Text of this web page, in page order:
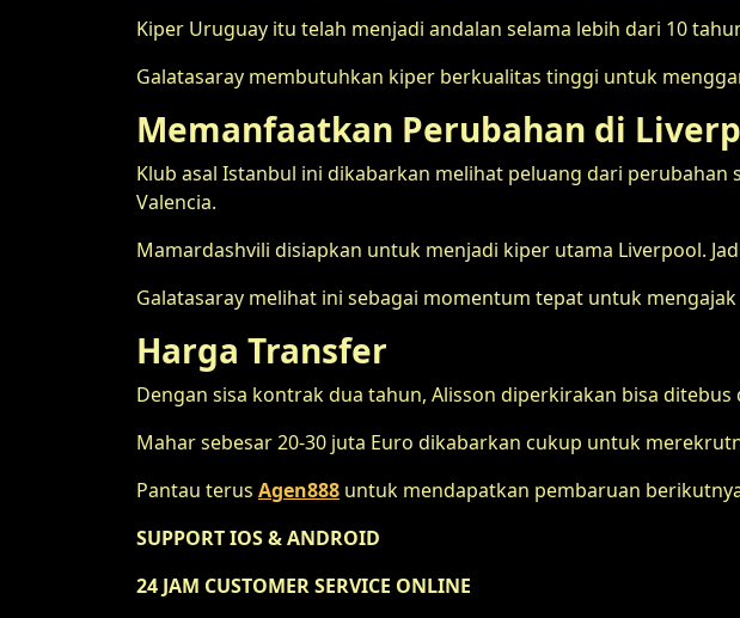
Kiper Uruguay itu telah menjadi andalan selama lebih dari 10
Galatasaray membutuhkan kiper berkualitas tinggi untuk
Memanfaatkan Perubahan di
Klub asal Istanbul ini dikabarkan melihat peluang dari
Valencia.
Mamardashvili disiapkan untuk menjadi kiper utama Liverpool.
Galatasaray melihat ini sebagai momentum tepat untuk
Harga Transfer
Dengan sisa kontrak dua tahun, Alisson diperkirakan bisa
Mahar sebesar 20-30 juta Euro dikabarkan cukup untuk
Pantau terus Agen888 untuk mendapatkan pembaruan
SUPPORT IOS & ANDROID
24 JAM CUSTOMER SERVICE ONLINE